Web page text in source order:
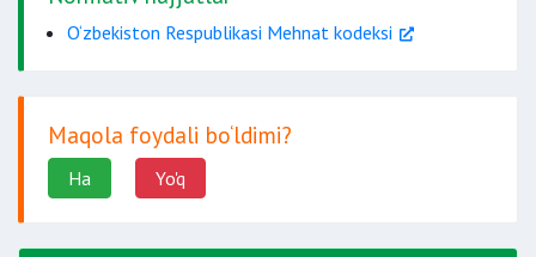
O‘zbekiston Respublikasi Mehnat kodeksi
Maqola foydali bo‘ldimi?
Ha Yo'q